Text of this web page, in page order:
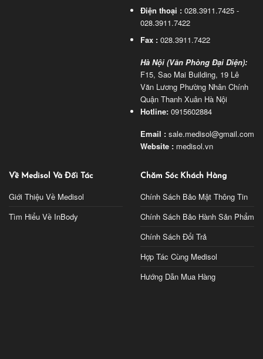
Điện thoại : 028.3911.7425 -
028.3911.7422
Fax : 028.3911.7422
Hà Nội (Văn Phòng Đại Diện):
F15, Sao Mai Building, 19 Lê
Văn Lương Phường Nhân Chính
Quận Thanh Xuân Hà Nội
Hotline: 0915602884
Email : sale.medisol@gmail.com
Website : medisol.vn
Về Medisol Và Đối Tác
Giới Thiệu Về Medisol
Tìm Hiểu Về InBody
Chăm Sóc Khách Hàng
Chính Sách Bảo Mật Thông Tin
Chính Sách Bảo Hành Sản Phẩm
Chính Sách Đổi Trả
Hợp Tác Cùng Medisol
Hướng Dẫn Mua Hàng